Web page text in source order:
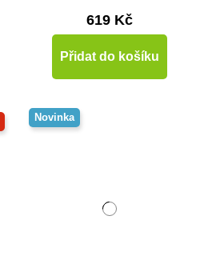
619 Kč
Přidat do košíku
Novinka